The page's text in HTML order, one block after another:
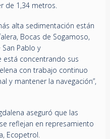
de 1,34 metros.
alta sedimentación están
Bocas de Sogamoso,
Pablo y
está concentrando sus
con trabajo continuo
y mantener la navegación”,
aseguró que las
reflejan en represamiento
Ecopetrol.